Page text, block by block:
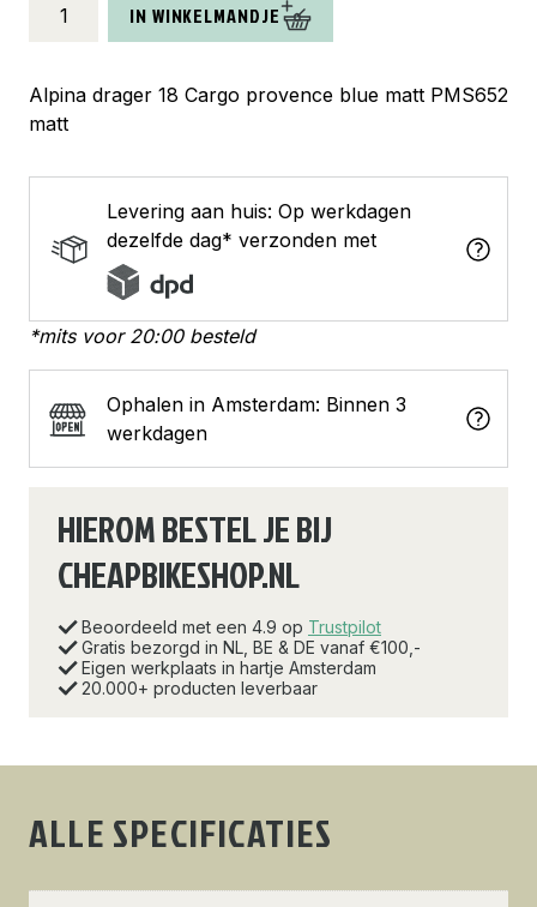
achterdrager
Cargo
provence
matt
IN WINKELMANDJE
Alpina drager 18 Cargo provence blue matt PMS652
matt
Levering aan huis: Op werkdagen
dezelfde dag* verzonden met
*mits voor 20:00 besteld
Ophalen in Amsterdam: Binnen 3
werkdagen
HIEROM BESTEL JE BIJ
CHEAPBIKESHOP.NL
Beoordeeld met een 4.9 op Trustpilot
Gratis bezorgd in NL, BE & DE vanaf €100,-
Eigen werkplaats in hartje Amsterdam
20.000+ producten leverbaar
ALLE SPECIFICATIES